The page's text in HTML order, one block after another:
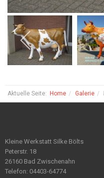
Aktuelle Seite: Home Galerie
Kleine Werkstatt Silke Bölts
Peterstr. 18
26160 Bad Zwischenahn
Telefon: 04403-64774